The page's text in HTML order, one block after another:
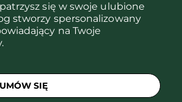
się w swoje ulubione
stworzy spersonalizowany
na Twoje
UMÓW SIĘ